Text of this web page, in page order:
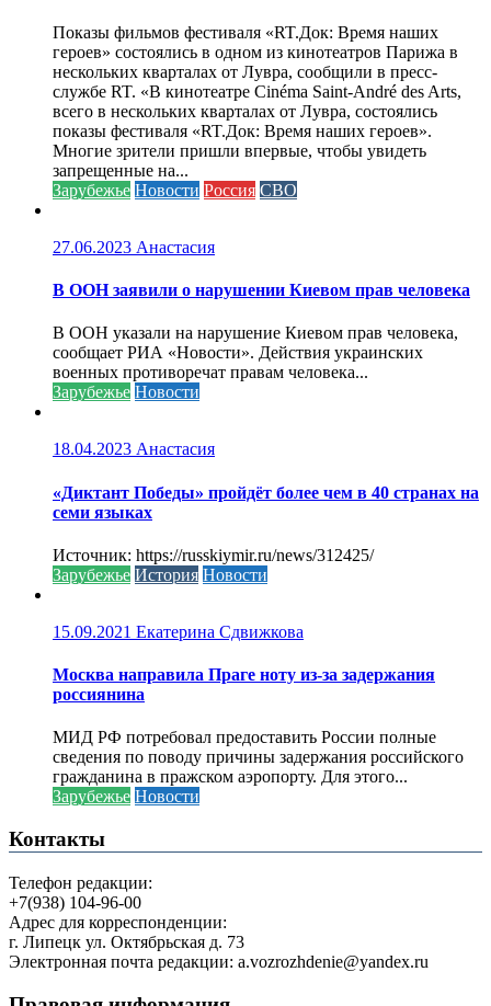
Показы фильмов фестиваля «RT.Док: Время наших
героев» состоялись в одном из кинотеатров Парижа в
нескольких кварталах от Лувра, сообщили в пресс-
службе RT. «В кинотеатре Cinéma Saint-André des Arts,
всего в нескольких кварталах от Лувра, состоялись
показы фестиваля «RT.Док: Время наших героев».
Многие зрители пришли впервые, чтобы увидеть
запрещенные на...
Зарубежье Новости Россия СВО
27.06.2023 Анастасия
В ООН заявили о нарушении Киевом прав человека
В ООН указали на нарушение Киевом прав человека,
сообщает РИА «Новости». Действия украинских
военных противоречат правам человека...
Зарубежье Новости
18.04.2023 Анастасия
«Диктант Победы» пройдёт более чем в 40 странах на
семи языках
Источник: https://russkiymir.ru/news/312425/
Зарубежье История Новости
15.09.2021 Екатерина Сдвижкова
Москва направила Праге ноту из-за задержания
россиянина
МИД РФ потребовал предоставить России полные
сведения по поводу причины задержания российского
гражданина в пражском аэропорту. Для этого...
Зарубежье Новости
Контакты
Телефон редакции:
+7(938) 104-96-00
Адрес для корреспонденции:
г. Липецк ул. Октябрьская д. 73
Электронная почта редакции: a.vozrozhdenie@yandex.ru